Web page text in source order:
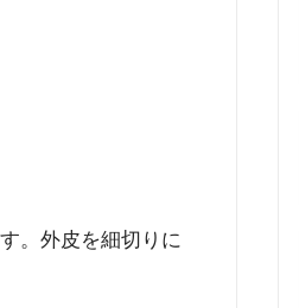
。外皮を細切りに